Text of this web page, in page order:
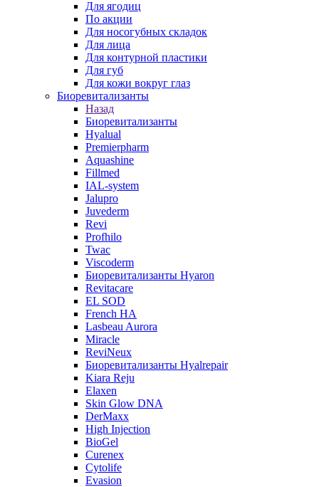
Для ягодиц
По акции
Для носогубных складок
Для лица
Для контурной пластики
Для губ
Для кожи вокруг глаз
Биоревитализанты
Назад
Биоревитализанты
Hyalual
Premierpharm
Aquashine
Fillmed
IAL-system
Jalupro
Juvederm
Revi
Profhilo
Twac
Viscoderm
Биоревитализанты Hyaron
Revitacare
EL SOD
French HA
Lasbeau Aurora
Miracle
ReviNeux
Биоревитализанты Hyalrepair
Kiara Reju
Elaxen
Skin Glow DNA
DerMaxx
High Injection
BioGel
Curenex
Cytolife
Evasion